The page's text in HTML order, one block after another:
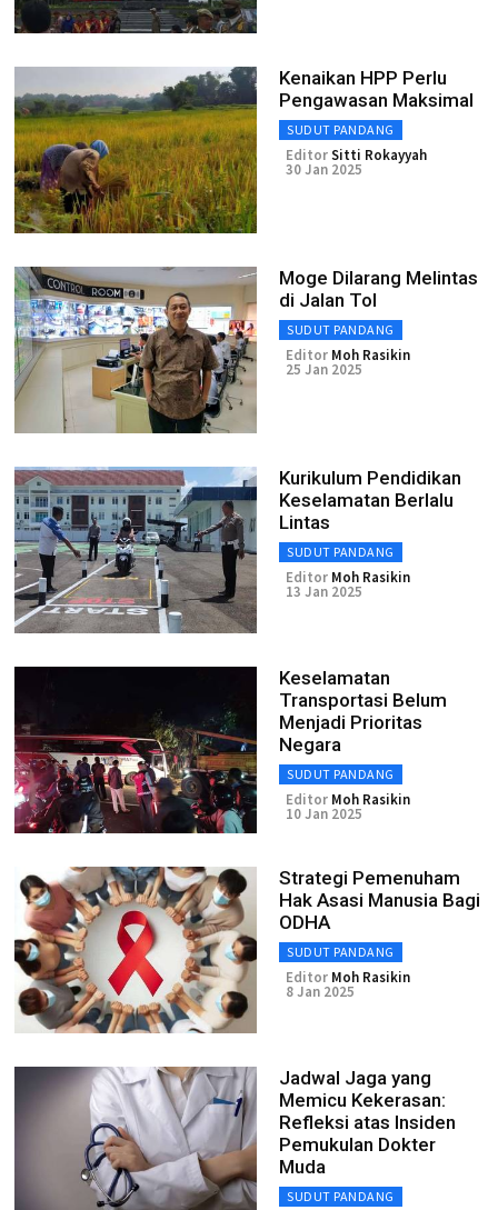
Kenaikan HPP Perlu
Pengawasan Maksimal
SUDUT PANDANG
EditorSitti Rokayyah
30 Jan 2025
Moge Dilarang Melintas
di Jalan Tol
SUDUT PANDANG
Editor Moh Rasikin
25 Jan 2025
Kurikulum Pendidikan
Keselamatan Berlalu
Lintas
SUDUT PANDANG
Editor Moh Rasikin
13 Jan 2025
Keselamatan
Transportasi Belum
Menjadi Prioritas
Negara
SUDUT PANDANG
Editor Moh Rasikin
10 Jan 2025
Strategi Pemenuham
Hak Asasi Manusia Bagi
ODHA
SUDUT PANDANG
Editor Moh Rasikin
8 Jan 2025
Jadwal Jaga yang
Memicu Kekerasan:
Refleksi atas Insiden
Pemukulan Dokter
Muda
SUDUT PANDANG